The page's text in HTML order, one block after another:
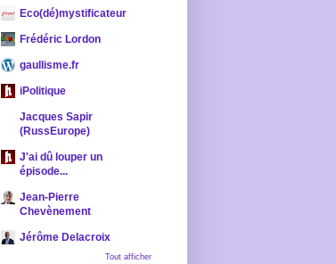
Eco(dé)mystificateur
Frédéric Lordon
gaullisme.fr
iPolitique
Jacques Sapir
(RussEurope)
J'ai dû louper un
épisode...
Jean-Pierre
Chevènement
Jérôme Delacroix
Tout afficher